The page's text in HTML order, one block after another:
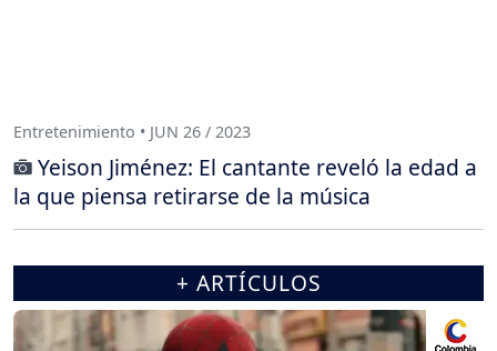
Entretenimiento • JUN 26 / 2023
Yeison Jiménez: El cantante reveló la edad a
la que piensa retirarse de la música
+ ARTÍCULOS